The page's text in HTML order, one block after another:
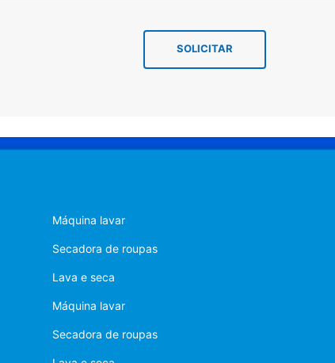
SOLICITAR
Máquina lavar
Secadora de roupas
Lava e seca
Máquina lavar
Secadora de roupas